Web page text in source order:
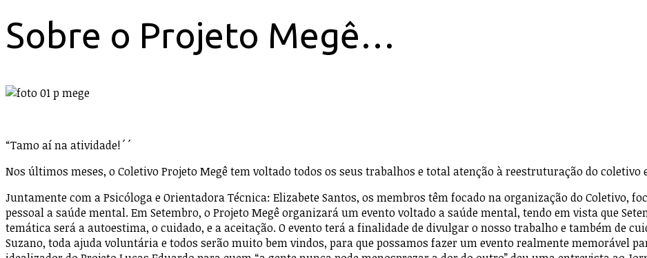
Sobre o Projeto Megê…
“Tamo aí na atividade!´´
Nos últimos meses, o Coletivo Projeto Megê tem voltado todos os seus trabalhos e total atenção à reestruturação do coletivo
Juntamente com a Psicóloga e Orientadora Técnica: Elizabete Santos, os membros têm focado na organização do Coletivo,
pessoal a saúde mental. Em Setembro, o Projeto Megê organizará um evento voltado a saúde mental, tendo em vista que
temática será a autoestima, o cuidado, e a aceitação. O evento terá a finalidade de divulgar o nosso trabalho e também de
Suzano, toda ajuda voluntária e todos serão muito bem vindos, para que possamos fazer um evento realmente memorável